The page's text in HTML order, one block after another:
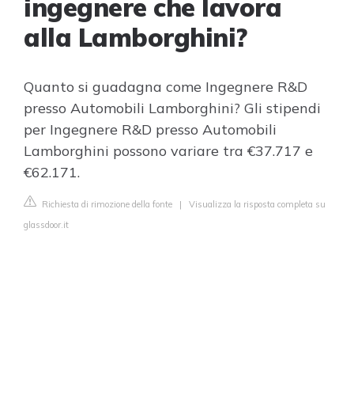
ingegnere che lavora
alla Lamborghini?
Quanto si guadagna come Ingegnere R&D
presso Automobili Lamborghini? Gli stipendi
per Ingegnere R&D presso Automobili
Lamborghini possono variare tra €37.717 e
€62.171.
Richiesta di rimozione della fonte | Visualizza la risposta completa su
glassdoor.it